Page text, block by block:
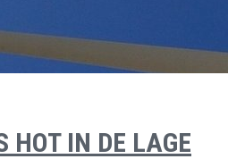
HOT IN DE LAGE